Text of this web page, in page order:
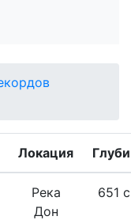
Локация
Река
Дон
651